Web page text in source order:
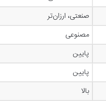
صنعتی، ارزان‌تر
مصنوعی
پایین
پایین
بالا